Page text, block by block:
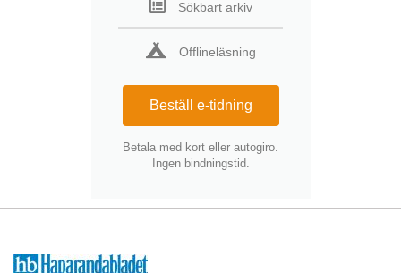
Sökbart arkiv
Offlineläsning
Beställ e-tidning
Betala med kort eller autogiro.
Ingen bindningstid.